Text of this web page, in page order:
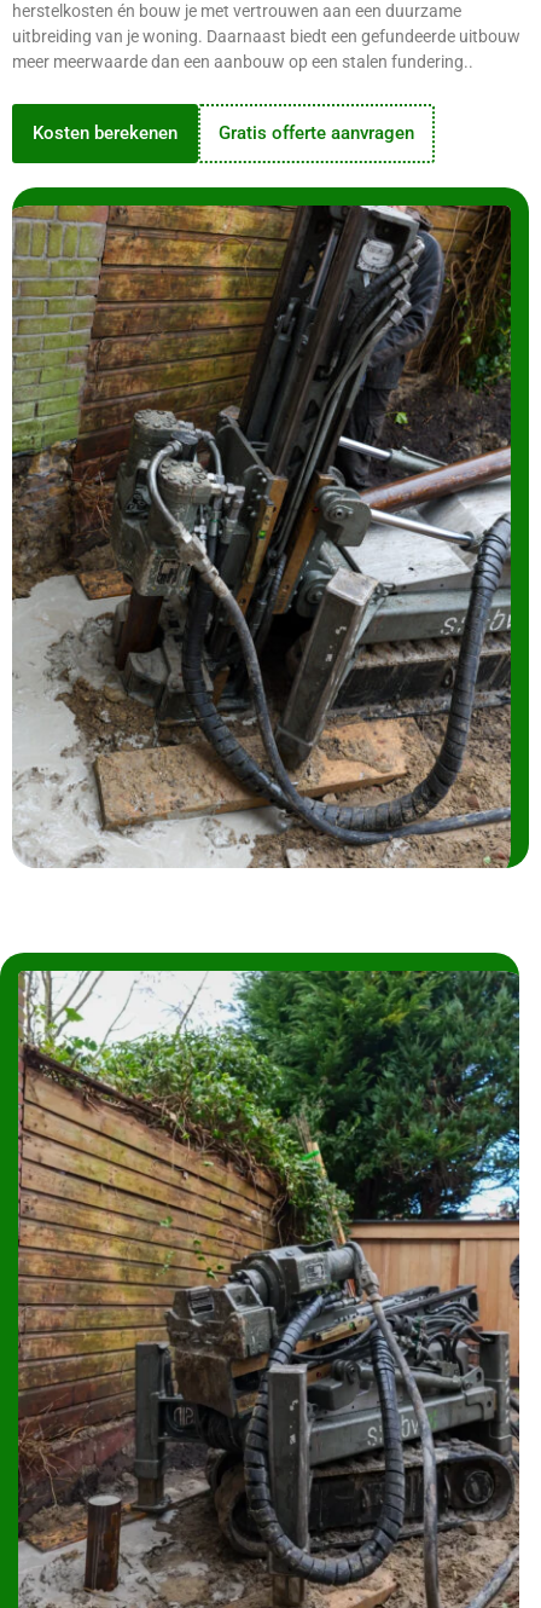
herstelkosten én bouw je met vertrouwen aan een duurzame
uitbreiding van je woning. Daarnaast biedt een gefundeerde uitbouw
meer meerwaarde dan een aanbouw op een stalen fundering..
Kosten berekenen Gratis offerte aanvragen